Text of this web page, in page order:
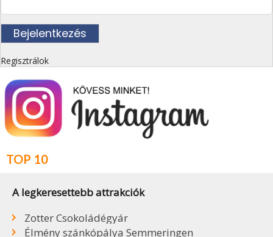
Regisztrálok
TOP 10
A legkeresettebb attrakciók
Zotter Csokoládégyár
Élmény szánkópálya Semmeringen